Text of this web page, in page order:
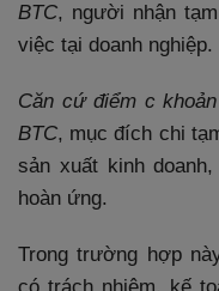
BTC, người nhận
việc tại doanh nghiệp.
Căn cứ điểm c
BTC, mục đích chi
sản xuất kinh
hoàn ứng.
Trong trường hợp